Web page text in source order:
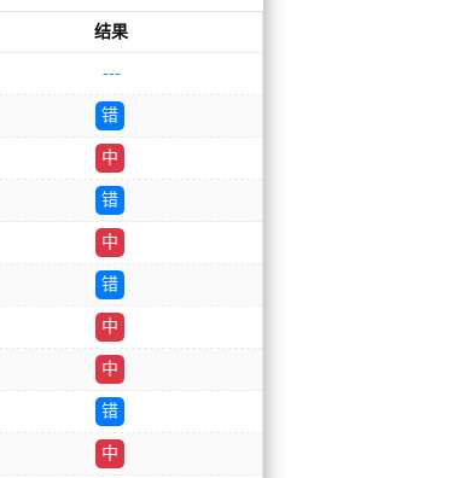
结果
---
错
中
错
中
错
中
中
错
中